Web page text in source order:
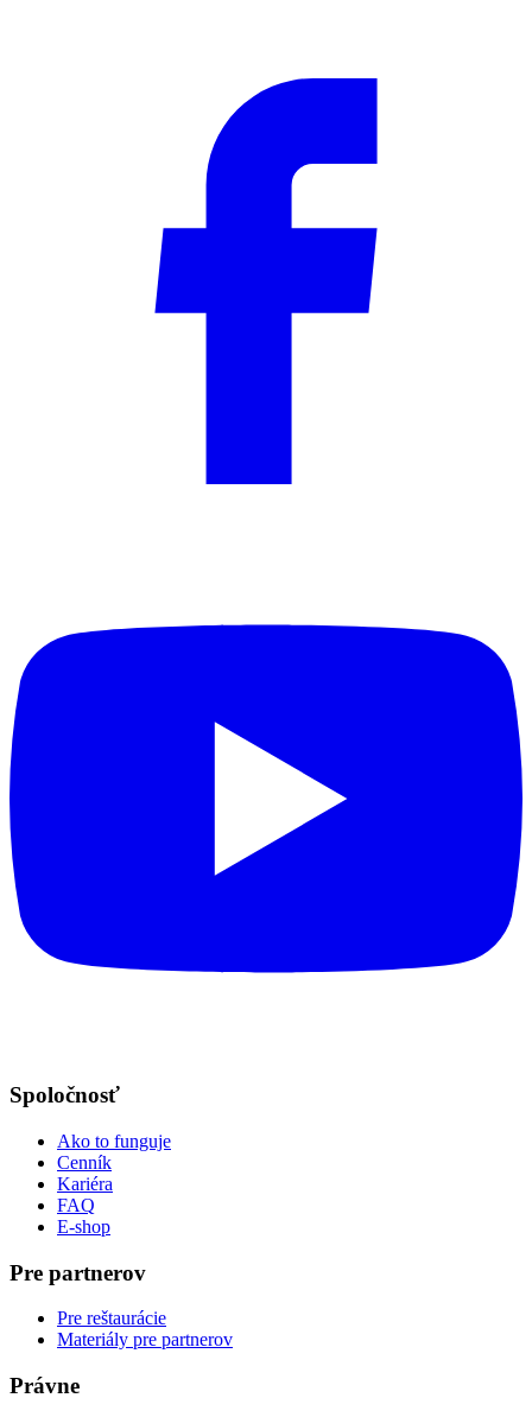
Spoločnosť
Ako to funguje
Cenník
Kariéra
FAQ
E-shop
Pre partnerov
Pre reštaurácie
Materiály pre partnerov
Právne